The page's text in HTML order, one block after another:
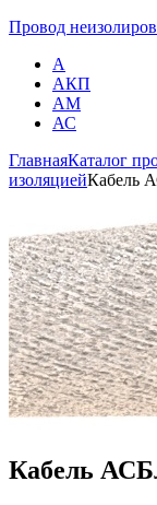
Провод
А
АКП
АМ
АС
ГлавнаяКаталог
изоляциейКабель
Кабель